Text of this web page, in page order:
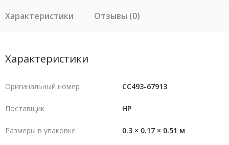
Характеристики Отзывы (0)
Характеристики
Оригинальный номер CC493-67913
Поставщик HP
Размеры в упаковке 0.3 × 0.17 × 0.51 м